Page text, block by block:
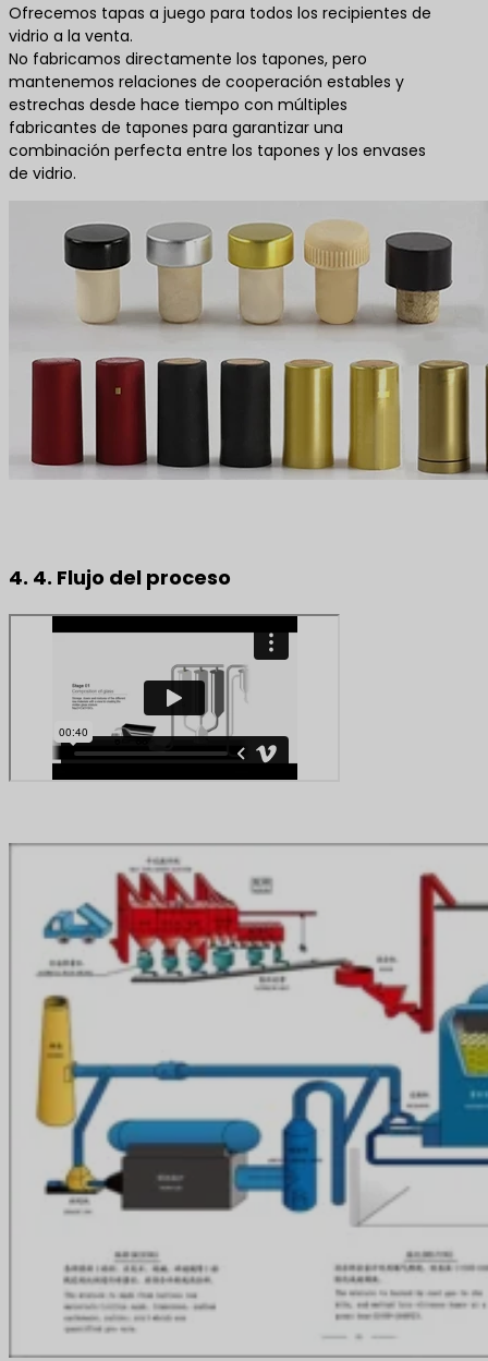
Ofrecemos tapas a juego para todos los recipientes de
vidrio a la venta.
No fabricamos directamente los tapones, pero
mantenemos relaciones de cooperación estables y
estrechas desde hace tiempo con múltiples
fabricantes de tapones para garantizar una
combinación perfecta entre los tapones y los envases
de vidrio.
4. 4. Flujo del proceso